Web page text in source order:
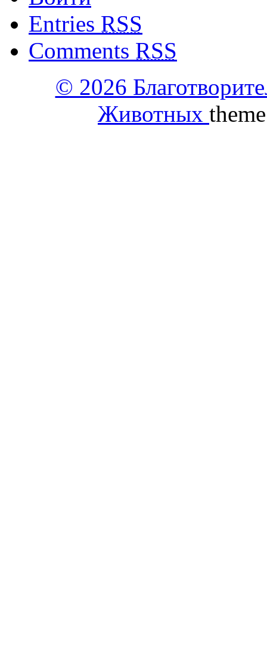
Entries RSS
Comments RSS
© 2026
Животных